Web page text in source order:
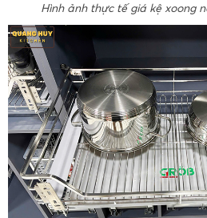
Hình ảnh thực tế giá kệ xoong